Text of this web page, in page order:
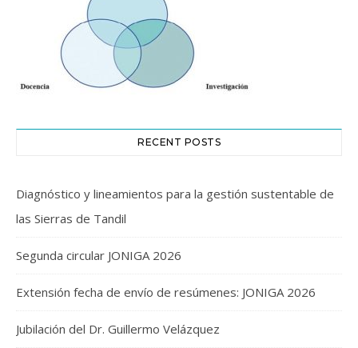
RECENT POSTS
Diagnóstico y lineamientos para la gestión sustentable de
las Sierras de Tandil
Segunda circular JONIGA 2026
Extensión fecha de envío de resúmenes: JONIGA 2026
Jubilación del Dr. Guillermo Velázquez